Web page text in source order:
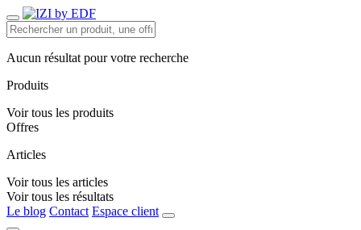
Aucun résultat pour votre recherche
Produits
Voir tous les produits
Offres
Articles
Voir tous les articles
Voir tous les résultats
Le blog Contact Espace client